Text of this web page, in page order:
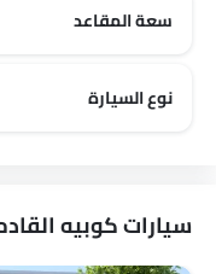
سعة المقاعد
نوع السيارة
سيارات كوبيه